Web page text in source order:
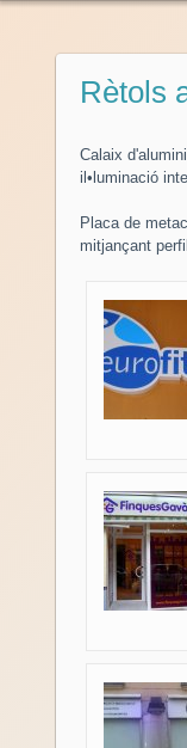
Rètols
Calaix
il•luminació
Placa de
mitjançant